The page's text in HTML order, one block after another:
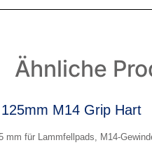
Ähnliche
M14 Grip Hart
mm für Lammfellpads, M14-